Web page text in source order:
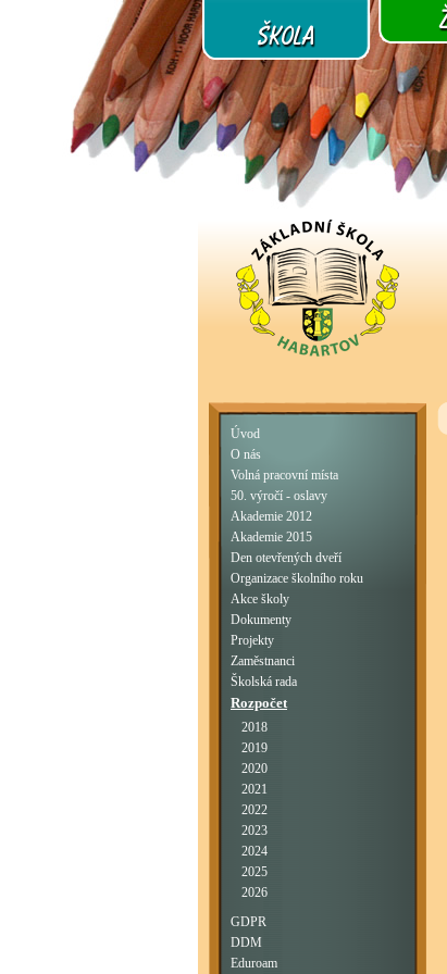
Úvod
O nás
Volná pracovní místa
50. výročí - oslavy
Akademie 2012
Akademie 2015
Den otevřených dveří
Organizace školního roku
Akce školy
Dokumenty
Projekty
Zaměstnanci
Školská rada
Rozpočet
2018
2019
2020
2021
2022
2023
2024
2025
2026
GDPR
DDM
Eduroam